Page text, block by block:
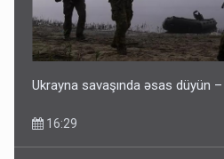
Ukrayna savaşında əsas düyün –
16:29